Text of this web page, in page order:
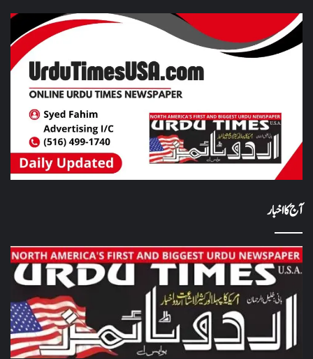
آج کا اخبار